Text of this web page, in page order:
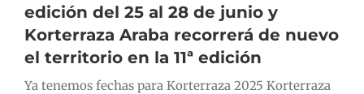
edición del 25 al 28 de junio y
Korterraza Araba recorrerá de nuevo
el territorio en la 11ª edición
Ya tenemos fechas para Korterraza 2025 Korterraza